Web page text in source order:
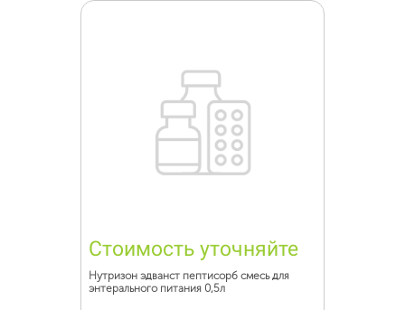
Стоимость уточняйте
Нутризон эдванст пептисорб смесь для
энтерального питания 0,5л